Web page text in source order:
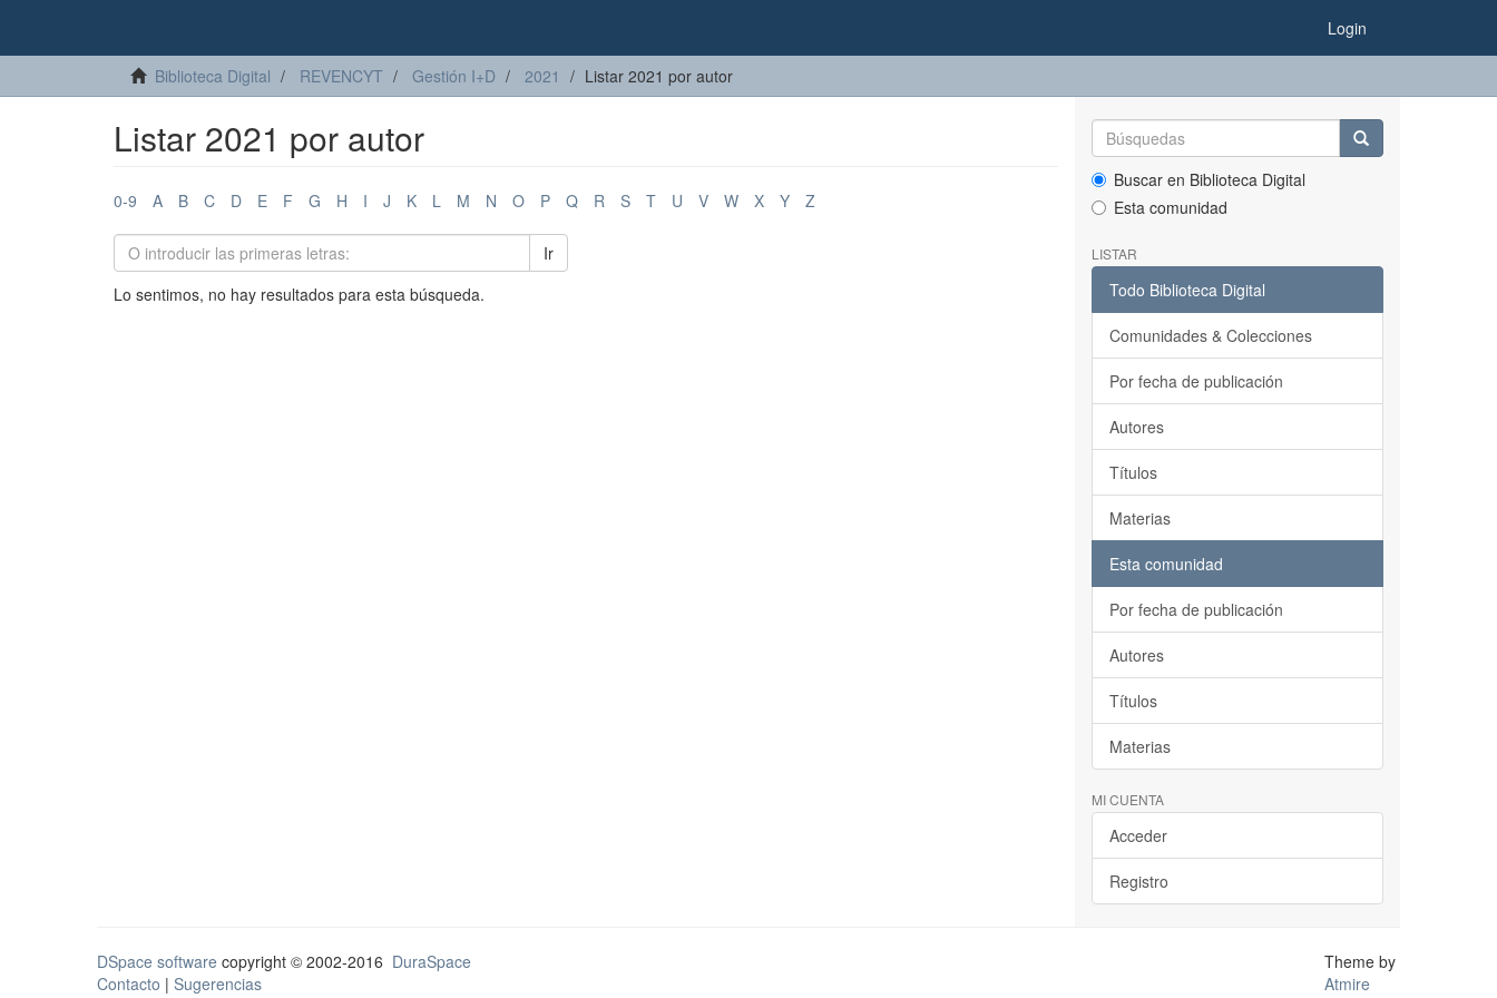
Login
Biblioteca Digital REVENCYT Gestión I+D 2021 Listar 2021 por autor
Listar 2021 por autor
0-9 A B C D E F G H I J K L M N O P Q R S T U V W X Y Z
Ir
Lo sentimos, no hay resultados para esta búsqueda.
Buscar en Biblioteca Digital
Esta comunidad
LISTAR
Todo Biblioteca Digital
Comunidades & Colecciones
Por fecha de publicación
Autores
Títulos
Materias
Esta comunidad
Por fecha de publicación
Autores
Títulos
Materias
MI CUENTA
Acceder
Registro
DSpace software copyright © 2002-2016 DuraSpace
Contacto | Sugerencias
Theme by
Atmire